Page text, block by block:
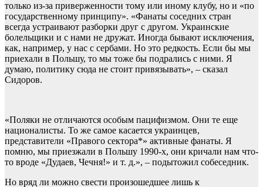
только из-за приверженности тому или иному клубу, но и «по
государственному принципу». «Фанаты соседних стран
всегда устраивают разборки друг с другом. Украинские
болельщики и с нами не дружат. Иногда бывают исключения,
как, например, у нас с сербами. Но это редкость. Если бы мы
приехали в Польшу, то мы тоже бы подрались с ними. Я
думаю, политику сюда не стоит привязывать», – сказал
Сидоров.
«Поляки не отличаются особым пацифизмом. Они те еще
националисты. То же самое касается украинцев,
представители «Правого сектора*» активные фанаты. Я
помню, мы приезжали в Польшу 1990-х, они кричали нам что-
то вроде «Дудаев, Чечня!» и т. д.», – подытожил собеседник.
Но вряд ли можно свести произошедшее лишь к